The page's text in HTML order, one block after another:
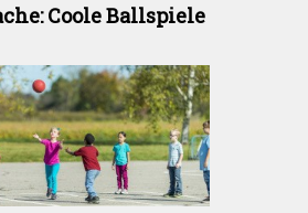
Coole Ballspiele